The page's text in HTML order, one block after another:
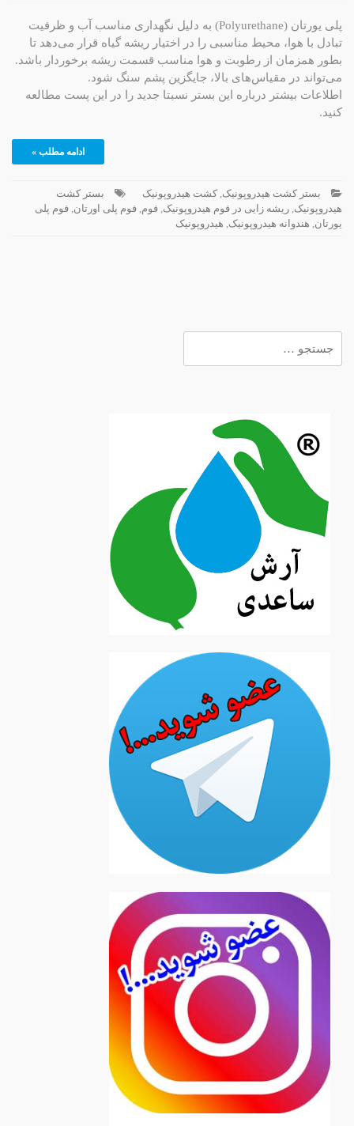
پلی یورتان (Polyurethane) به دلیل نگهداری مناسب آب و ظرفیت
تبادل با هوا، محیط مناسبی را در اختیار ریشه گیاه قرار می‌دهد تا
بطور همزمان از رطوبت و هوا مناسب قسمت ریشه برخوردار باشد.
می‌تواند در مقیاس‌های بالا، جایگزین پشم سنگ شود.
اطلاعات بیشتر درباره این بستر نسبتا جدید را در این پست مطالعه
کنید.
ادامه مطلب »
بستر کشت هیدروپونیک کشت هیدروپونیک
بستر کشت
هیدروپونیک ریشه زایی در فوم هیدروپونیک فوم فوم پلی اورتان فوم پلی
یورتان هندوانه هیدروپونیک هیدروپونیک
برای: